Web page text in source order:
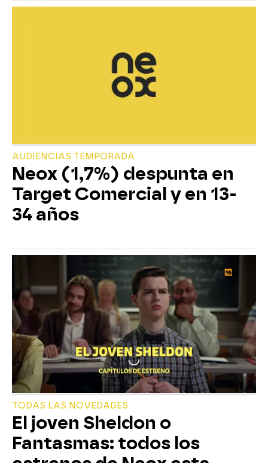
AUDIENCIAS TEMPORADA
Neox (1,7%) despunta en
Target Comercial y en 13-
34 años
TODAS LAS NOVEDADES
El joven Sheldon o
Fantasmas: todos los